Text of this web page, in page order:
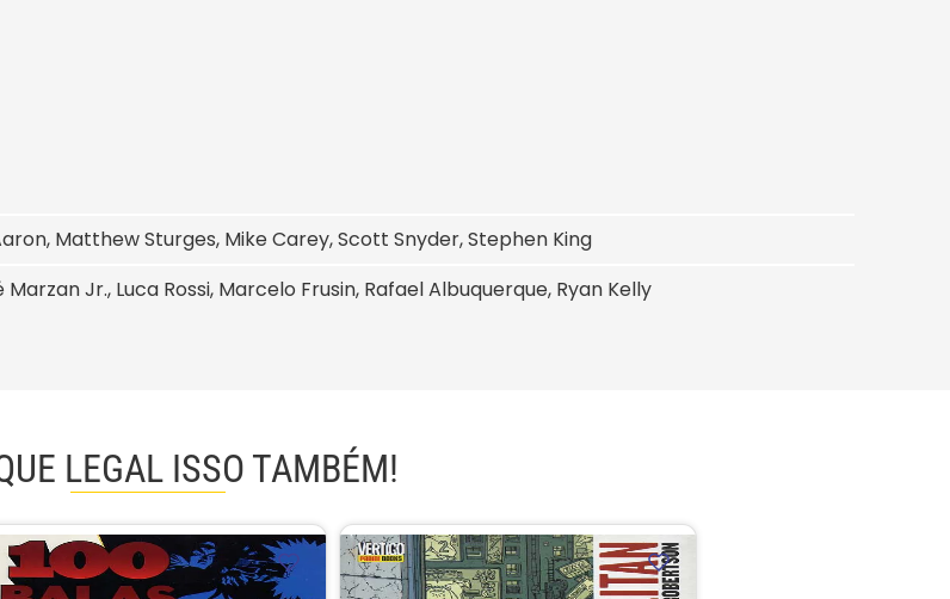
Matthew Sturges, Mike Carey, Scott Snyder, Stephen King
Marzan Jr., Luca Rossi, Marcelo Frusin, Rafael Albuquerque, Ryan Kelly
LEGAL ISSO TAMBÉM!